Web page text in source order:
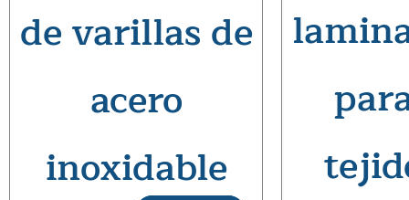
de varillas de
acero
inoxidable